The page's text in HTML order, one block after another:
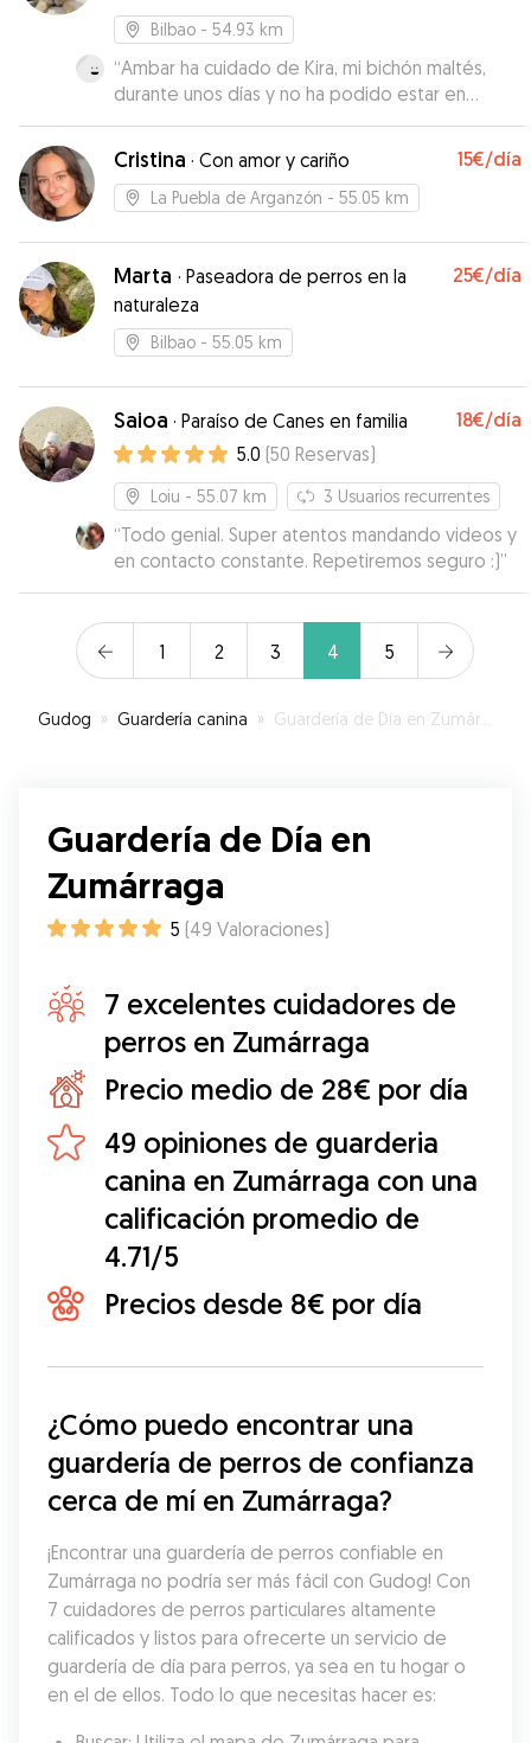
Bilbao - 54.93 km
“Ambar ha cuidado de Kira, mi bichón maltés,
durante unos días y no ha podido estar en
mejores manos. Estoy muy agradecida a ella y su
familia
Cristina · Con amor y cariño 15€/día
La Puebla de Arganzón - 55.05 km
Marta · Paseadora de perros en la
naturaleza
25€/día
Bilbao - 55.05 km
Saioa · Paraíso de Canes en familia 18€/día
5.0 (50 Reservas)
Loiu - 55.07 km 3 Usuarios recurrentes
“Todo genial. Super atentos mandando videos y
en contacto constante. Repetiremos seguro :)”
1 2 3 4 5
Gudog » Guardería canina » Guardería de Día en Zumárraga
Guardería de Día en
Zumárraga
5 (49 Valoraciones)
7 excelentes cuidadores de
perros en Zumárraga
Precio medio de 28€ por día
49 opiniones de guarderia
canina en Zumárraga con una
calificación promedio de
4.71/5
Precios desde 8€ por día
¿Cómo puedo encontrar una
guardería de perros de confianza
cerca de mí en Zumárraga?
¡Encontrar una guardería de perros confiable en
Zumárraga no podría ser más fácil con Gudog! Con
7 cuidadores de perros particulares altamente
calificados y listos para ofrecerte un servicio de
guardería de día para perros, ya sea en tu hogar o
en el de ellos. Todo lo que necesitas hacer es: